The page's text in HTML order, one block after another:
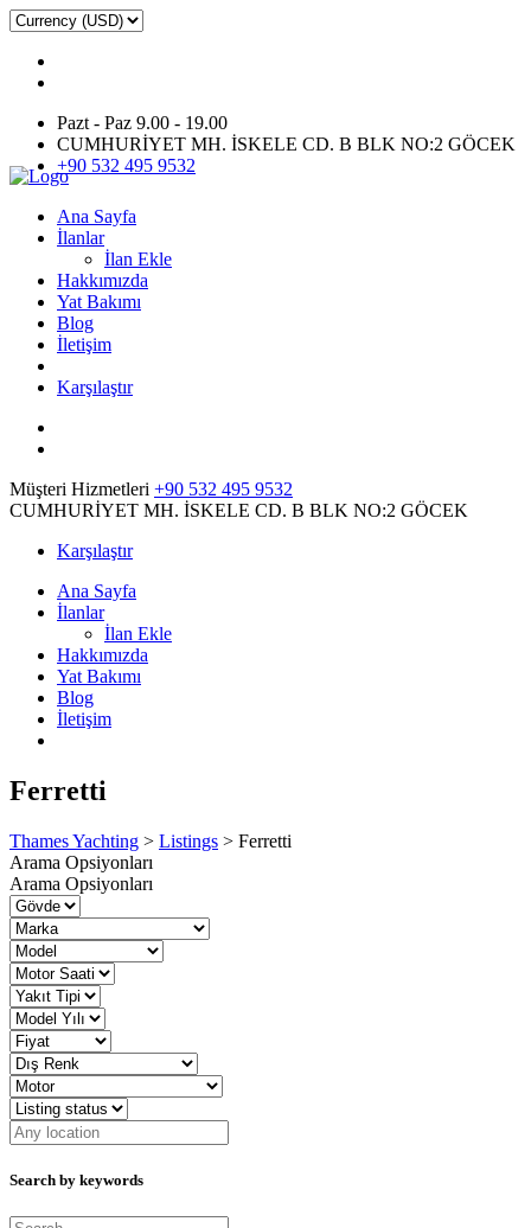
Pazt - Paz 9.00 - 19.00
CUMHURİYET MH. İSKELE CD. B BLK NO:2 GÖCEK
+90 532 495 9532
Ana Sayfa
İlanlar
İlan Ekle
Hakkımızda
Yat Bakımı
Blog
İletişim
Karşılaştır
Müşteri Hizmetleri +90 532 495 9532
CUMHURİYET MH. İSKELE CD. B BLK NO:2 GÖCEK
Karşılaştır
Ana Sayfa
İlanlar
İlan Ekle
Hakkımızda
Yat Bakımı
Blog
İletişim
Ferretti
Thames Yachting > Listings > Ferretti
Arama Opsiyonları
Arama Opsiyonları
Search by keywords